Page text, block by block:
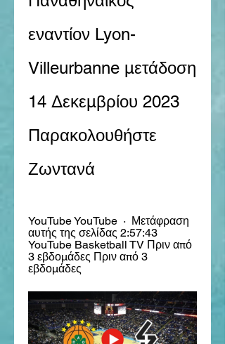
εναντίον Lyon-
Villeurbanne μετάδοση
14 Δεκεμβρίου 2023
Παρακολουθήστε
Ζωντανά
YouTube YouTube  ·  Μετάφραση
αυτής της σελίδας 2:57:43
YouTube Basketball TV Πριν από
3 εβδομάδες Πριν από 3
εβδομάδες